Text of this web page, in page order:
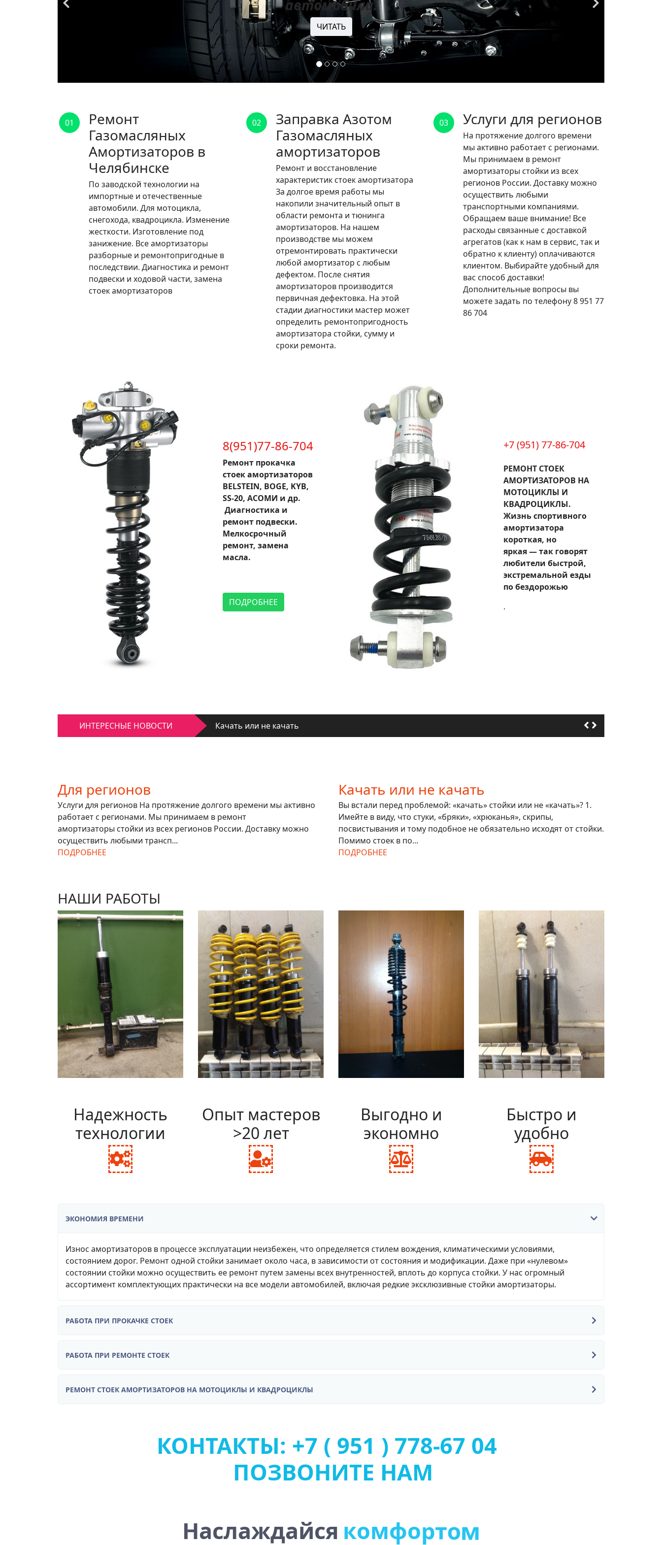
автомобили.
ЧИТАТЬ
01
Ремонт
Газомасляных
Амортизаторов в
Челябинске
По заводской технологии на
импортные и отечественные
автомобили. Для мотоцикла,
снегохода, квадроцикла. Изменение
жесткости. Изготовление под
занижение. Все амортизаторы
разборные и ремонтопригодные в
последствии. Диагностика и ремонт
подвески и ходовой части, замена
стоек амортизаторов
02
Заправка Азотом
Газомасляных
амортизаторов
Ремонт и восстановление
характеристик стоек амортизатора
За долгое время работы мы
накопили значительный опыт в
области ремонта и тюнинга
амортизаторов. На нашем
производстве мы можем
отремонтировать практически
любой амортизатор с любым
дефектом. После снятия
амортизаторов производится
первичная дефектовка. На этой
стадии диагностики мастер может
определить ремонтопригодность
амортизатора стойки, сумму и
сроки ремонта.
03 Услуги для регионов
На протяжение долгого времени
мы активно работает с регионами.
Мы принимаем в ремонт
амортизаторы стойки из всех
регионов России. Доставку можно
осуществить любыми
транспортными компаниями.
Обращаем ваше внимание! Все
расходы связанные с доставкой
агрегатов (как к нам в сервис, так и
обратно к клиенту) оплачиваются
клиентом. Выбирайте удобный для
вас способ доставки!
Дополнительные вопросы вы
можете задать по телефону 8 951 77
86 704
8(951)77-86-704
Ремонт прокачка
стоек амортизаторов
BELSTEIN, BOGE, KYB,
SS-20, АСОМИ и др.
Диагностика и
ремонт подвески.
Мелкосрочный
ремонт, замена
масла.
ПОДРОБНЕЕ
+7 (951) 77-86-704
РЕМОНТ СТОЕК
АМОРТИЗАТОРОВ НА
МОТОЦИКЛЫ И
КВАДРОЦИКЛЫ.
Жизнь спортивного
амортизатора
короткая, но
яркая — так говорят
любители быстрой,
экстремальной езды
по бездорожью
.
ИНТЕРЕСНЫЕ НОВОСТИ Качать или не качать
Для регионов
Услуги для регионов На протяжение долгого времени мы активно
работает с регионами. Мы принимаем в ремонт
амортизаторы стойки из всех регионов России. Доставку можно
осуществить любыми трансп...
ПОДРОБНЕЕ
Качать или не качать
Вы встали перед проблемой: «качать» стойки или не «качать»? 1.
Имейте в виду, что стуки, «бряки», «хрюканья», скрипы,
посвистывания и тому подобное не обязательно исходят от стойки.
Помимо стоек в по...
ПОДРОБНЕЕ
НАШИ РАБОТЫ
Надежность
технологии
fa
Опыт мастеров
>20 лет
fas
Выгодно и
экономно
fas
Быстро и
удобно
fas
ЭКОНОМИЯ ВРЕМЕНИ
Износ амортизаторов в процессе эксплуатации неизбежен, что определяется стилем вождения, климатическими условиями,
состоянием дорог. Ремонт одной стойки занимает около часа, в зависимости от состояния и модификации. Даже при «нулевом»
состоянии стойки можно осуществить ее ремонт путем замены всех внутренностей, вплоть до корпуса стойки. У нас огромный
ассортимент комплектующих практически на все модели автомобилей, включая редкие эксклюзивные стойки амортизаторы.
РАБОТА ПРИ ПРОКАЧКЕ СТОЕК
РАБОТА ПРИ РЕМОНТЕ СТОЕК
РЕМОНТ СТОЕК АМОРТИЗАТОРОВ НА МОТОЦИКЛЫ И КВАДРОЦИКЛЫ
КОНТАКТЫ: +7 ( 951 ) 778-67 04
ПОЗВОНИТЕ НАМ
Наслаждайся комфортом